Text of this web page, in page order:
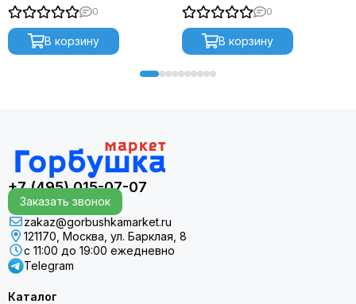
0
В корзину
0
В корзину
+7 (495) 015-07-07
Заказать звонок
zakaz@gorbushkamarket.ru
121170, Москва, ул. Барклая, 8
с 11:00 до 19:00 ежедневно
Telegram
Каталог